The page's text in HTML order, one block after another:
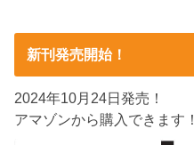
新刊発売開始！
2024年10月24日発売！
アマゾンから購入できます！